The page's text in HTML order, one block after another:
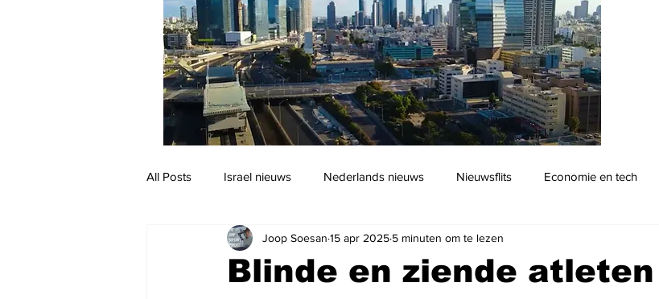
All Posts Israel nieuws Nederlands nieuws Nieuwsflits Economie en tech
Jodendom en cultuur Podcast
Blinde en ziende
Joop Soesan 15 apr 2025 5 minuten om te lezen